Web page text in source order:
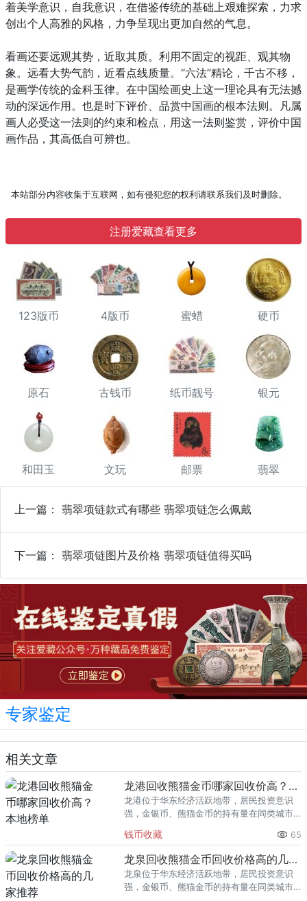
着美学意识，自我意识，在借鉴传统的基础上艰难探索，力求
创出个人高雅的风格，力争呈现出更加自然的气息。
看画还要远观其势，近取其质。利用不固定的视距、观其物
象。远看大势气韵，近看点线质量。“六法”精论，千古不移，
是画学传统的金科玉律。在中国绘画史上这一理论具有无法撼
动的深远作用。也是时下评价、品赏中国画的根本法则。凡属
画人必受这一法则的约束和检点，用这一法则鉴赏，评价中国
画作品，其高低自可辨也。
本站部分内容收集于互联网，如有侵犯您的权利请联系我们及时删除。
注册爱藏查看更多
123版币 4版币 蜜蜡 硬币
原石 古钱币 纸币靓号 银元
和田玉 文玩 邮票 翡翠
上一篇： 翡翠项链款式有哪些 翡翠项链怎么佩戴
下一篇： 翡翠项链图片及价格 翡翠项链值得买吗
专家鉴定
相关文章
龙港回收熊猫金币哪家回收价高？本地榜单
龙港位于华东经济活跃地带，居民投资意识
强，金银币、熊猫金币的持有量在同类城市
熊猫金币的需求就明显升温，但鱼龙混杂的
回收渠道里，能精准识别版别溢
钱币收藏 65
龙泉回收熊猫金币回收价格高的几家推荐
龙泉位于华东经济活跃地带，居民投资意识
强，金银币、熊猫金币的持有量在同类城市